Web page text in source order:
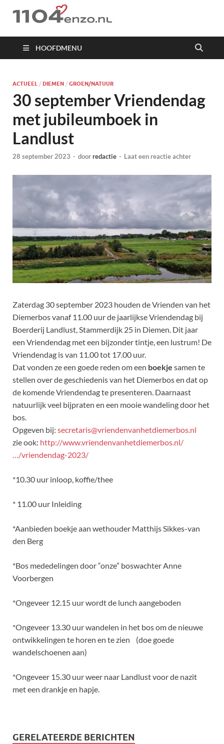
1104 en zo
HOOFDMENU
ACTUEEL / DIEMEN / GROEN/NATUUR
30 september Vriendendag
met jubileumboek in
Landlust
28 september 2023 - doorredactie - Laat een reactie achter
Zaterdag 30 september 2023 houden de Vrienden van het
Diemerbos vanaf 11.00 uur de jaarlijkse Vriendendag bij
Boerderij Landlust, Stammerdijk 25 in Diemen. Dit jaar
een Vriendendag met een bijzonder tintje, een lustrum! De
Vriendendag is van 11.00 tot 17.00 uur.
Dat vonden ze een goede reden om een boekje samen te
stellen over de geschiedenis van het Diemerbos en dat op
de komende Vriendendag te presenteren. Daarnaast
natuurlijk veel bijpraten en een mooie wandeling door het
bos.
Opgeven bij: secretaris@vriendenvanhetdiemerbos.nl
zie ook: http://www.vriendenvanhetdiemerbos.nl/
…/vriendendag-2023/
*10.30 uur inloop, koffie/thee
* 11.00 uur Inleiding
*Aanbieden boekje aan wethouder Matthijs Sikkes-van
den Berg
*Bos mededelingen door “onze” boswachter Anne
Voorbergen
*Ongeveer 12.15 uur wordt de lunch aangeboden
*Ongeveer 13.30 uur wandelen in het bos om de nieuwe
ontwikkelingen te horen en te zien (doe goede
wandelschoenen aan)
*Ongeveer 15.30 uur weer naar Landlust voor de nazit
met een drankje en hapje.
GERELATEERDE BERICHTEN